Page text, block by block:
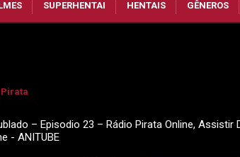
SUPERHENTAI HENTAIS GÊNEROS
Pirata
– Episodio 23 – Rádio Pirata Online, Assistir
- ANITUBE